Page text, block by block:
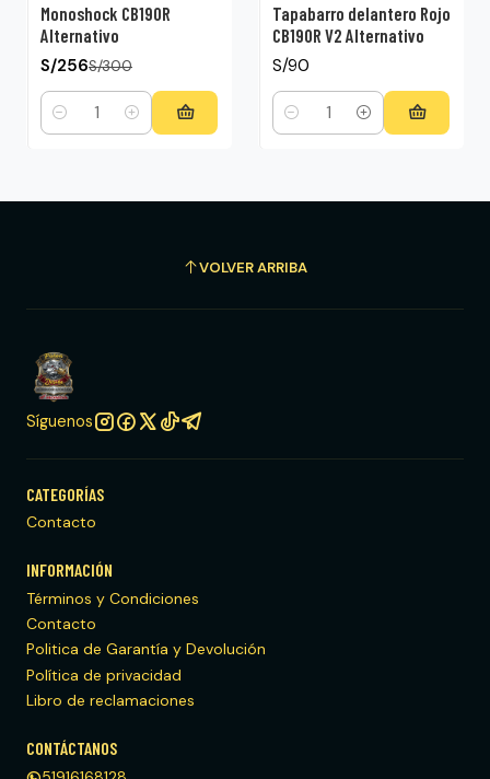
Monoshock CB190R
Alternativo
S/256S/300
Cantidad
Tapabarro delantero Rojo
CB190R V2 Alternativo
S/90
Cantidad
VOLVER ARRIBA
Síguenos
CATEGORÍAS
Contacto
INFORMACIÓN
Términos y Condiciones
Contacto
Politica de Garantía y Devolución
Política de privacidad
Libro de reclamaciones
CONTÁCTANOS